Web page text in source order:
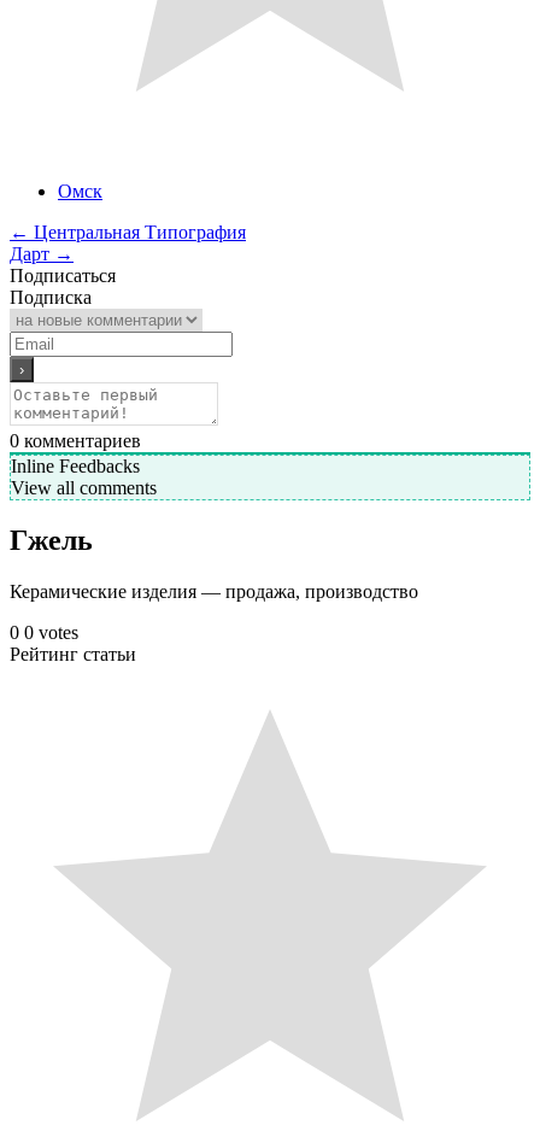
Омск
← Центральная Типография
Дарт →
Подписаться
Подписка
0 комментариев
Inline Feedbacks
View all comments
Гжель
Керамические изделия — продажа, производство
0 0 votes
Рейтинг статьи